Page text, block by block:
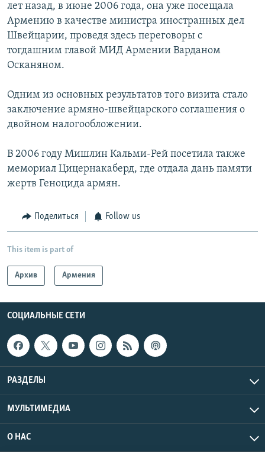
лет назад, в июне 2006 года, она уже посещала
Армению в качестве министра иностранных дел
Швейцарии, проведя здесь переговоры с
тогдашним главой МИД Армении Варданом
Осканяном.
Одним из основных результатов того визита стало
заключение армяно-швейцарского соглашения о
двойном налогообложении.
В 2006 году Мишлин Кальми-Рей посетила также
мемориал Цицернакаберд, где отдала дань памяти
жертв Геноцида армян.
Поделиться Follow us
This item is part of
Архив Армения
СОЦИАЛЬНЫЕ СЕТИ
РАЗДЕЛЫ
МУЛЬТИМЕДИА
О НАС